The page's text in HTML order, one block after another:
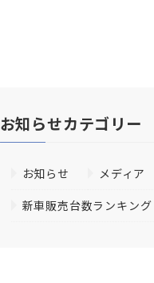
お知らせカテゴリー
お知らせ メディア
新車販売台数ランキング